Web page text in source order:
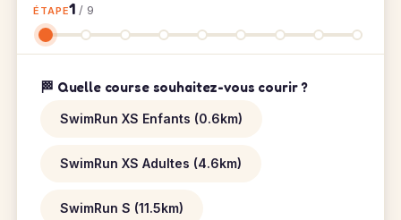
ÉTAPE1 / 9
🏁 Quelle course souhaitez-vous courir ?
SwimRun XS Enfants (0.6km)
SwimRun XS Adultes (4.6km)
SwimRun S (11.5km)